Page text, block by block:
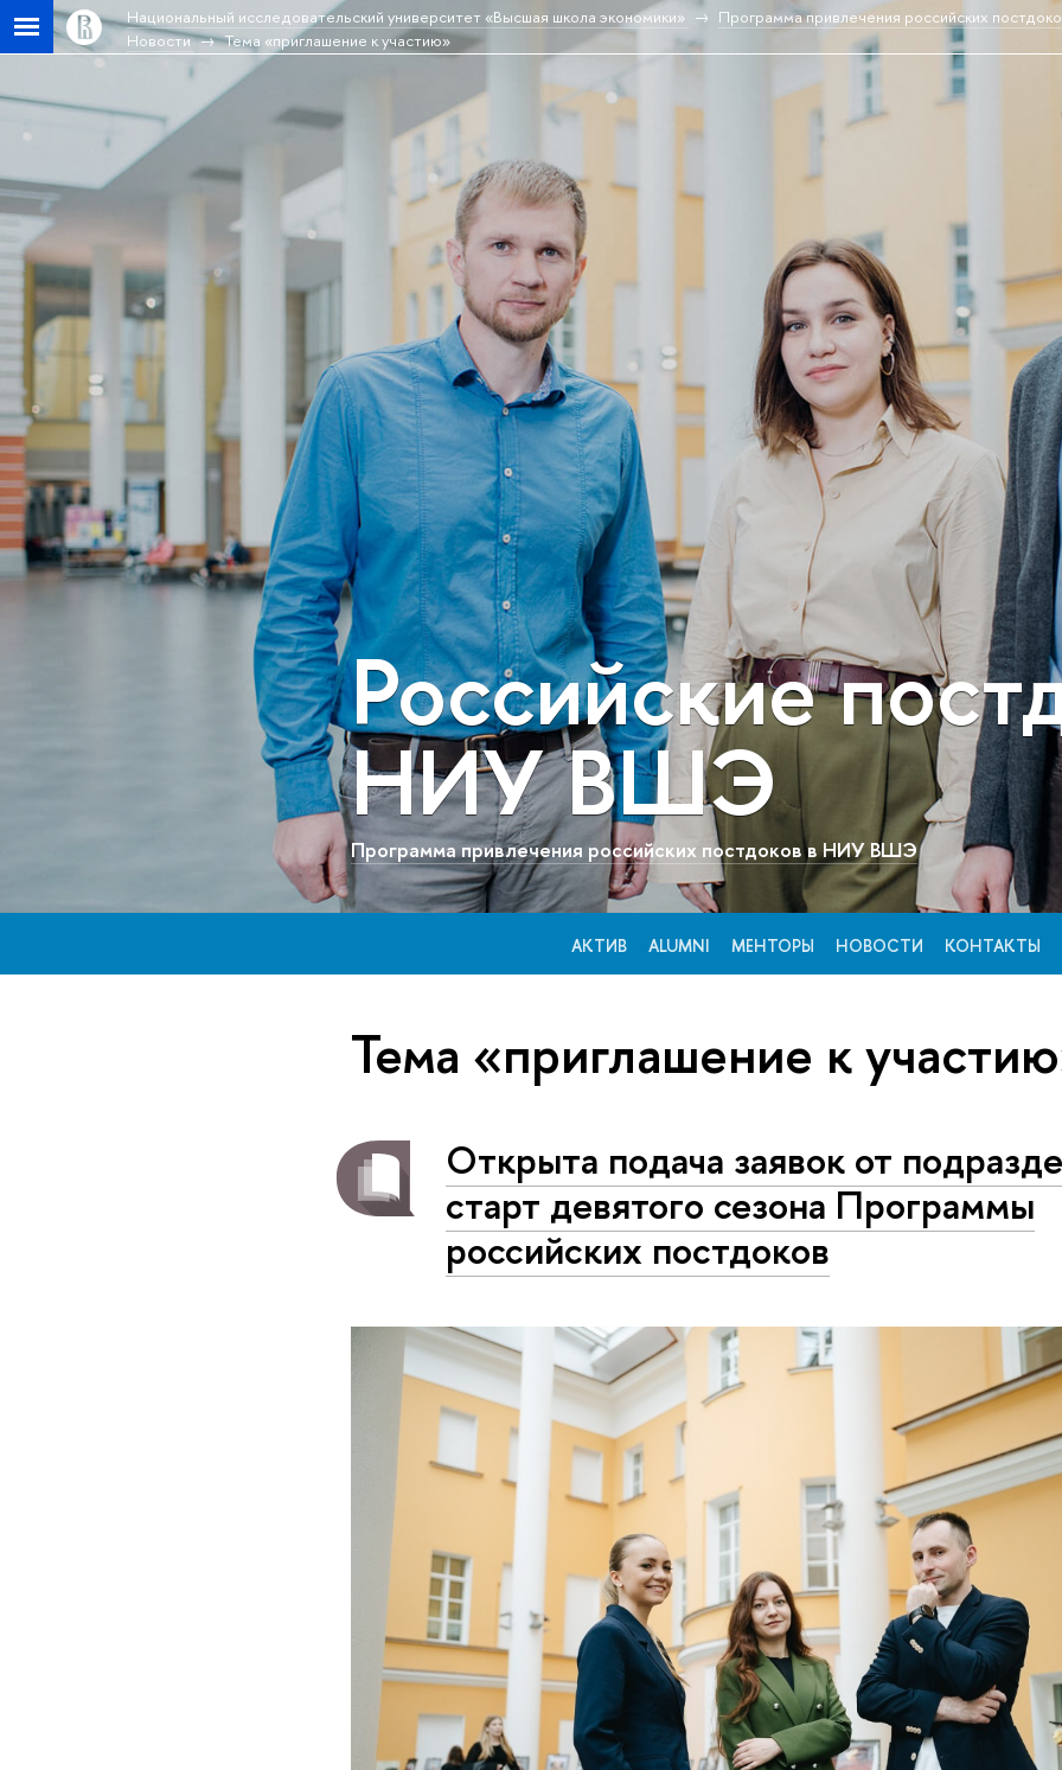
Национальный исследовательский университет «Высшая школа экономики»
Программа привлечения российских
Новости
Тема «приглашение к участию»
Российские
НИУ ВШЭ
Программа привлечения российских постдоков в НИУ ВШЭ
АКТИВ ALUMNI МЕНТОРЫ НОВОСТИ КОНТАКТЫ
Тема «приглашение к
Открыта подача заявок от
старт девятого сезона Программы
российских постдоков